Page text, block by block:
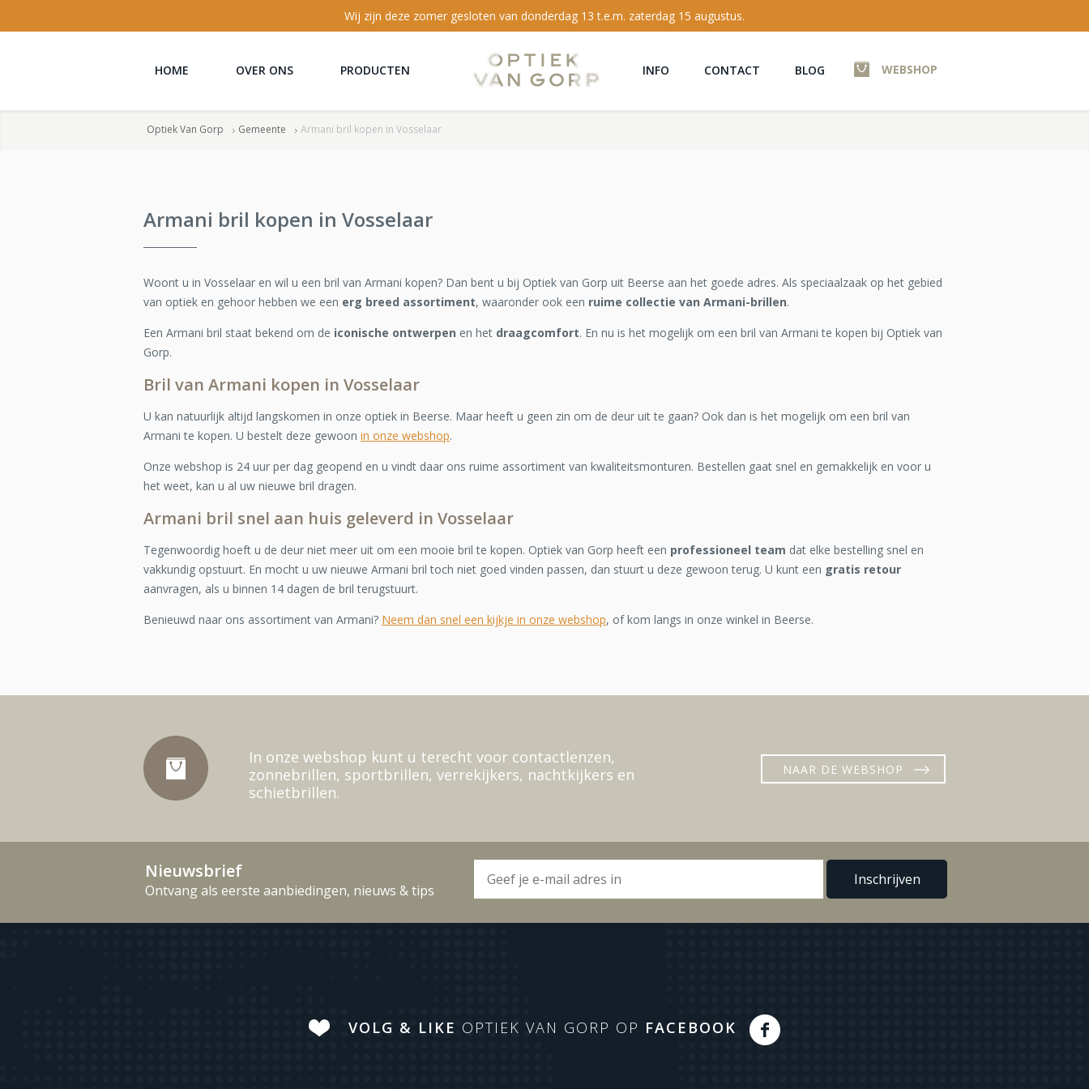
Wij zijn deze zomer gesloten van donderdag 13 t.e.m. zaterdag 15 augustus.
WEBSHOP
HOME OVER ONS PRODUCTEN INFO CONTACT BLOG
Optiek Van Gorp Gemeente Armani bril kopen in Vosselaar
Armani bril kopen in Vosselaar
Woont u in Vosselaar en wil u een bril van Armani kopen? Dan bent u bij Optiek van Gorp uit Beerse aan het goede adres. Als speciaalzaak op het gebied
van optiek en gehoor hebben we een erg breed assortiment, waaronder ook een ruime collectie van Armani-brillen.
Een Armani bril staat bekend om de iconische ontwerpen en het draagcomfort. En nu is het mogelijk om een bril van Armani te kopen bij Optiek van
Gorp.
Bril van Armani kopen in Vosselaar
U kan natuurlijk altijd langskomen in onze optiek in Beerse. Maar heeft u geen zin om de deur uit te gaan? Ook dan is het mogelijk om een bril van
Armani te kopen. U bestelt deze gewoon in onze webshop.
Onze webshop is 24 uur per dag geopend en u vindt daar ons ruime assortiment van kwaliteitsmonturen. Bestellen gaat snel en gemakkelijk en voor u
het weet, kan u al uw nieuwe bril dragen.
Armani bril snel aan huis geleverd in Vosselaar
Tegenwoordig hoeft u de deur niet meer uit om een mooie bril te kopen. Optiek van Gorp heeft een professioneel team dat elke bestelling snel en
vakkundig opstuurt. En mocht u uw nieuwe Armani bril toch niet goed vinden passen, dan stuurt u deze gewoon terug. U kunt een gratis retour
aanvragen, als u binnen 14 dagen de bril terugstuurt.
Benieuwd naar ons assortiment van Armani? Neem dan snel een kijkje in onze webshop, of kom langs in onze winkel in Beerse.
In onze webshop kunt u terecht voor contactlenzen,
zonnebrillen, sportbrillen, verrekijkers, nachtkijkers en
schietbrillen.
NAAR DE WEBSHOP
Nieuwsbrief
Ontvang als eerste aanbiedingen, nieuws & tips
VOLG & LIKE OPTIEK VAN GORP OP FACEBOOK